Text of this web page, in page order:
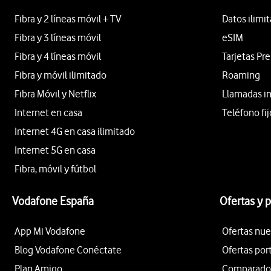
Fibra y 2 líneas móvil + TV
Fibra y 3 líneas móvil
Fibra y 4 líneas móvil
Fibra y móvil ilimitado
Fibra Móvil y Netflix
Internet en casa
Internet 4G en casa ilimitado
Internet 5G en casa
Fibra, móvil y fútbol
Datos
eSIM
Tarjetas
Roaming
Llamadas
Teléfono
Vodafone España
App Mi Vodafone
Blog Vodafone Conéctate
Plan Amigo
Ofertas y
Ofertas
Ofertas